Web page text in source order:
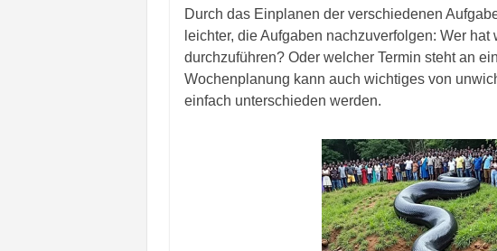
Durch das Einplanen der verschiedenen
leichter, die Aufgaben nachzuverfolgen: Wer
durchzuführen? Oder welcher Termin steht an
Wochenplanung kann auch wichtiges von
einfach unterschieden werden.